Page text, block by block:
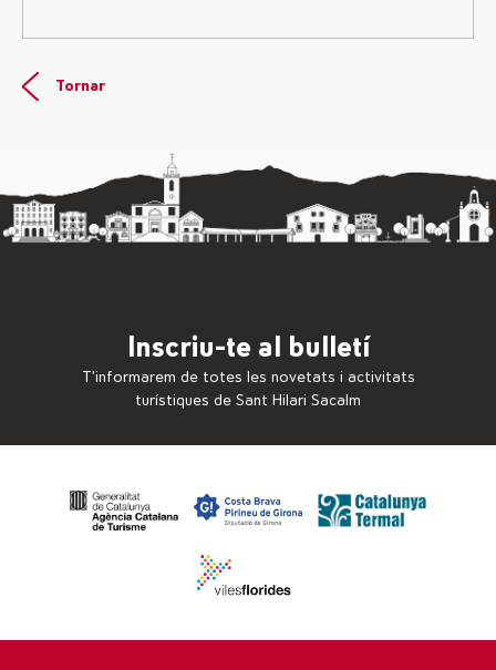
Tornar
Inscriu-te al bulletí
T’informarem de totes les novetats i activitats
turístiques de Sant Hilari Sacalm